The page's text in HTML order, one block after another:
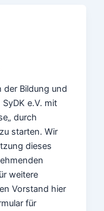
der Bildung und
e.V. mit
durch
starten. Wir
dieses
weitere
Vorstand hier
für